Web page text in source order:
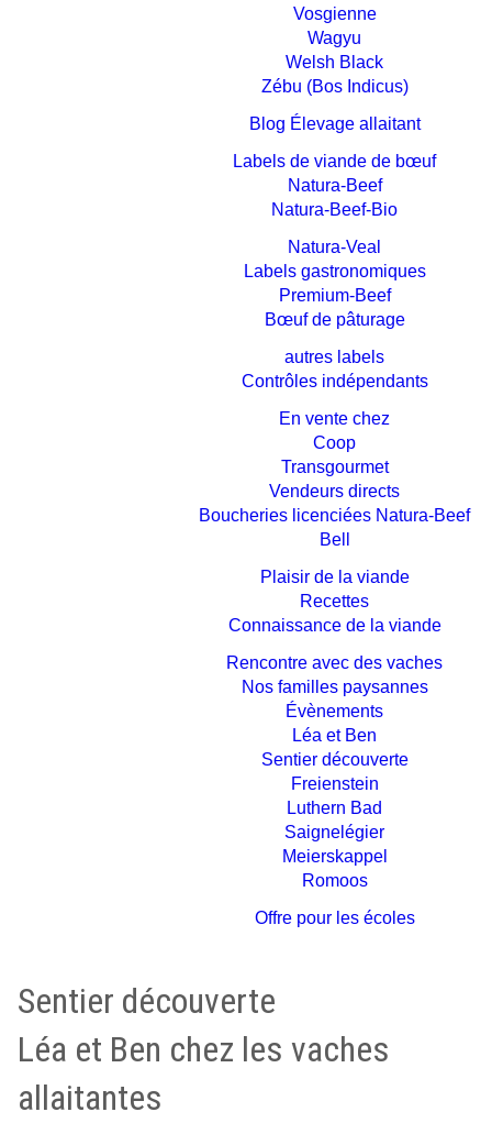
Vosgienne
Wagyu
Welsh Black
Zébu (Bos Indicus)
Blog Élevage allaitant
Labels de viande de bœuf
Natura-Beef
Natura-Beef-Bio
Natura-Veal
Labels gastronomiques
Premium-Beef
Bœuf de pâturage
autres labels
Contrôles indépendants
En vente chez
Coop
Transgourmet
Vendeurs directs
Boucheries licenciées Natura-Beef
Bell
Plaisir de la viande
Recettes
Connaissance de la viande
Rencontre avec des vaches
Nos familles paysannes
Évènements
Léa et Ben
Sentier découverte
Freienstein
Luthern Bad
Saignelégier
Meierskappel
Romoos
Offre pour les écoles
Sentier découverte
Léa et Ben chez les vaches
allaitantes